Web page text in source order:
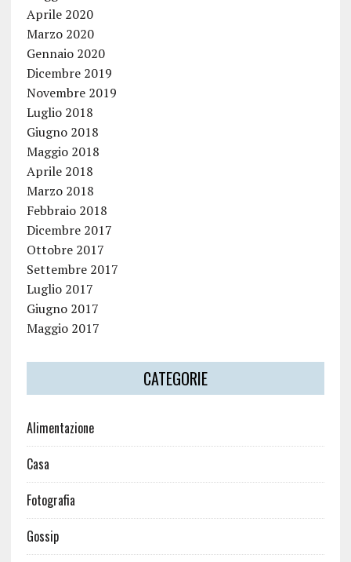
Aprile 2020
Marzo 2020
Gennaio 2020
Dicembre 2019
Novembre 2019
Luglio 2018
Giugno 2018
Maggio 2018
Aprile 2018
Marzo 2018
Febbraio 2018
Dicembre 2017
Ottobre 2017
Settembre 2017
Luglio 2017
Giugno 2017
Maggio 2017
CATEGORIE
Alimentazione
Casa
Fotografia
Gossip